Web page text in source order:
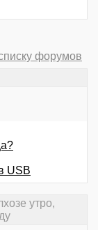
форумов
USB
утро,